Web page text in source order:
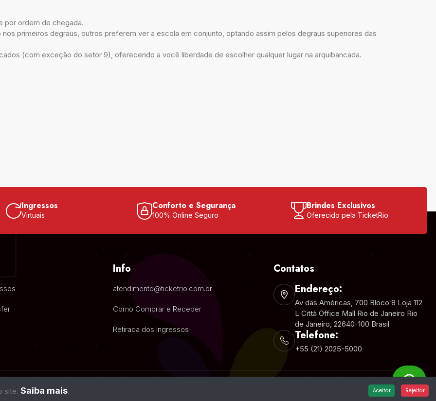
por ordem de chegada.
primeiros degraus, outros preferem ver a escola em conjunto, optando assim pelos degraus superiores das
(com exceção do setor 9), oferecendo a você liberdade de escolher qualquer lugar na arquibancada.
Ingressos
Virtuais
Conforto e Segurança
100% Online Seguro
Brindes Exclusivos
Oferecido pela TicketRio
Info
atendimento@ticketrio.com.br
Como Comprar e Receber
Retirada dos Ingressos
Contatos
Endereço:
Av das Américas, 700 Bloco 8 Loja 112
L Città Office Mall Rio de Janeiro Rio
de Janeiro, 22640-100 Brasil
Telefone:
+55 (21) 2025-5000
site. Saiba mais. Aceitar Rejeitar